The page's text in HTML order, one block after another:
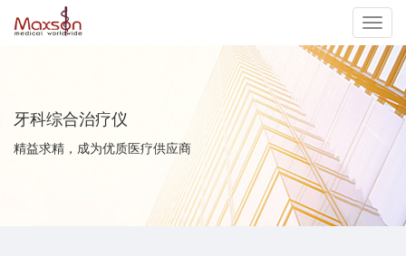
切
换
牙科综合治疗仪
精益求精，成为优质医疗供应商